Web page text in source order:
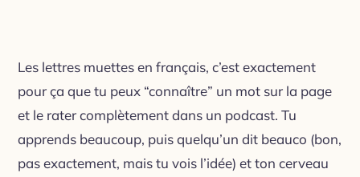
Les lettres muettes en français, c’est exactement
pour ça que tu peux “connaître” un mot sur la page
et le rater complètement dans un podcast. Tu
apprends beaucoup, puis quelqu’un dit beauco (bon,
pas exactement, mais tu vois l’idée) et ton cerveau